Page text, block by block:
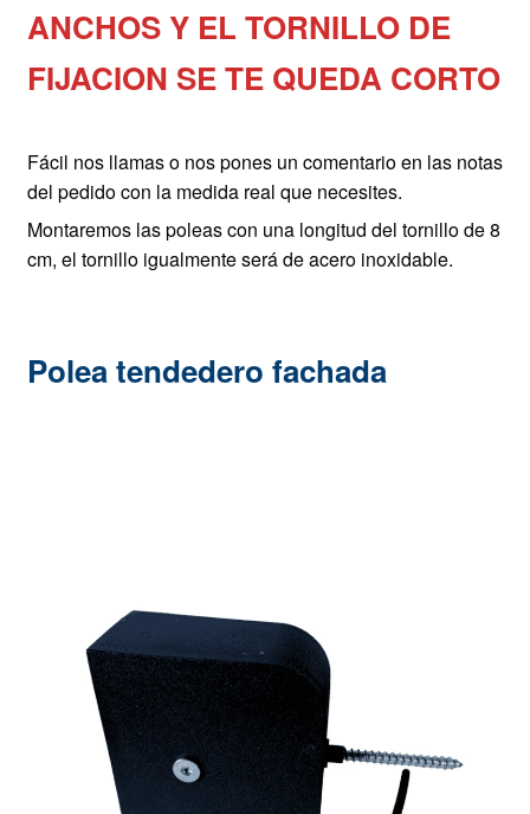
ANCHOS Y EL TORNILLO DE
FIJACION SE TE QUEDA CORTO
Fácil nos llamas o nos pones un comentario en las notas
del pedido con la medida real que necesites.
Montaremos las poleas con una longitud del tornillo de 8
cm, el tornillo igualmente será de acero inoxidable.
Polea tendedero fachada